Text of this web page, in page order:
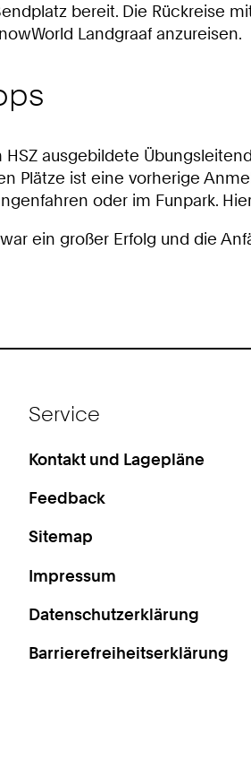
bereit. Die Rückreise
Landgraaf anzureisen.
ausgebildete
Plätze ist eine vorherige
oder im Funpark.
ein großer Erfolg und die
Service
Kontakt und Lagepläne
Feedback
Sitemap
Impressum
Datenschutzerklärung
Barrierefreiheitserklärung